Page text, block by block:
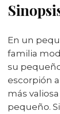
En un
familia
su
escorpión
más
pequeño.